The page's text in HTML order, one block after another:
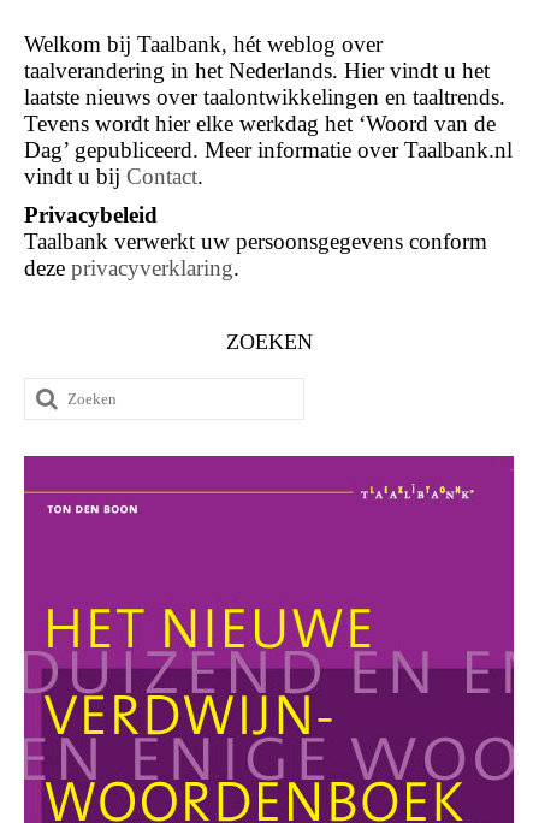
Welkom bij Taalbank, hét weblog over
taalverandering in het Nederlands. Hier vindt u het
laatste nieuws over taalontwikkelingen en taaltrends.
Tevens wordt hier elke werkdag het ‘Woord van de
Dag’ gepubliceerd. Meer informatie over Taalbank.nl
vindt u bij Contact.
Privacybeleid
Taalbank verwerkt uw persoonsgegevens conform
deze privacyverklaring.
ZOEKEN
Zoeken
naar: